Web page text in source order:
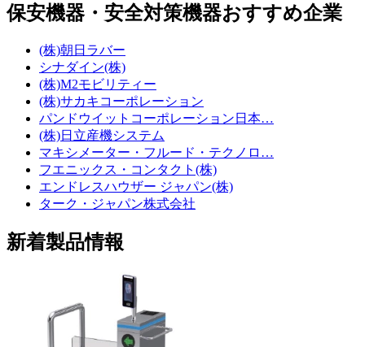
保安機器・安全対策機器おすすめ企業
(株)朝日ラバー
シナダイン(株)
(株)M2モビリティー
(株)サカキコーポレーション
パンドウイットコーポレーション日本…
(株)日立産機システム
マキシメーター・フルード・テクノロ…
フエニックス・コンタクト(株)
エンドレスハウザー ジャパン(株)
ターク・ジャパン株式会社
新着製品情報